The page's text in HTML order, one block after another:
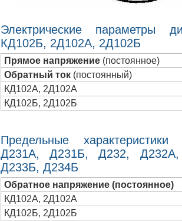
Электрические параметры
КД102Б, 2Д102А, 2Д102Б
Прямое напряжение (постоянное)
Обратный ток (постоянный)
КД102А, 2Д102А
КД102Б, 2Д102Б
Предельные
Д231А, Д231Б, Д232,
Д233Б, Д234Б
Обратное напряжение (постоянное)
КД102А, 2Д102А
КД102Б, 2Д102Б